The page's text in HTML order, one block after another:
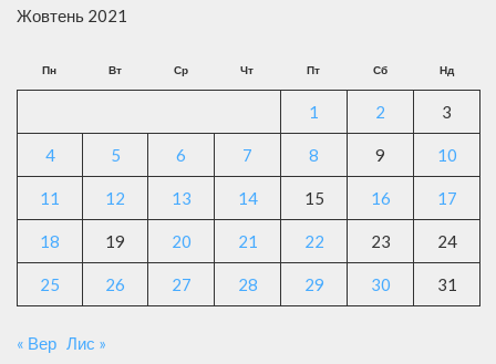
Жовтень 2021
Пн Вт Ср Чт Пт Сб Нд
1 2 3
4 5 6 7 8 9 10
11 12 13 14 15 16 17
18 19 20 21 22 23 24
25 26 27 28 29 30 31
« Вер Лис »